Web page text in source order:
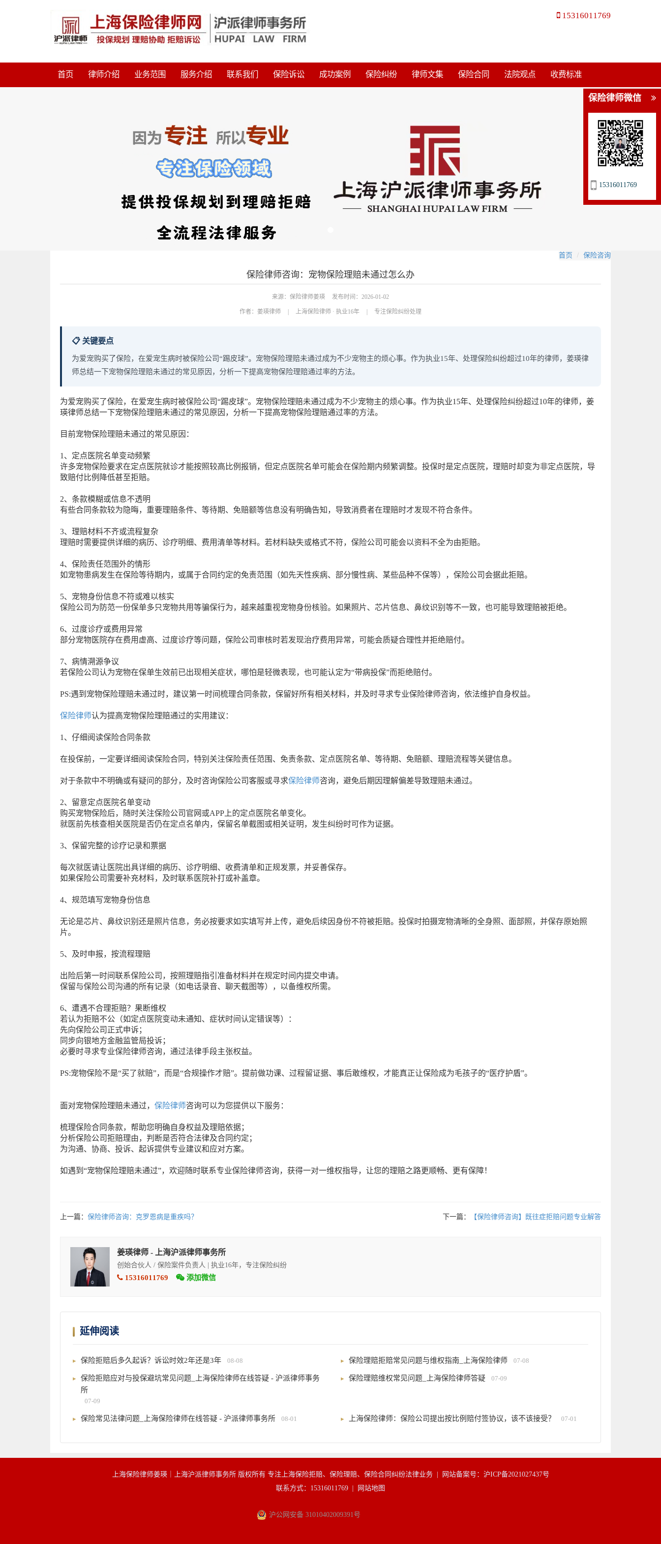
15316011769
首页 律师介绍 业务范围 服务介绍 联系我们 保险诉讼 成功案例 保险纠纷 律师文集 保险合同 法院观点 收费标准
首页 保险咨询
保险律师咨询：宠物保险理赔未通过怎么办
来源：保险律师姜瑛 发布时间：2026-01-02
作者： 姜瑛律师 上海保险律师 · 执业16年 专注保险纠纷处理
📋 关键要点
为爱宠购买了保险，在爱宠生病时被保险公司“踢皮球”。宠物保险理赔未通过成为不少宠物主的烦心事。作为执业15年、处理保险纠纷超过10年的律师，姜瑛律
师总结一下宠物保险理赔未通过的常见原因，分析一下提高宠物保险理赔通过率的方法。
为爱宠购买了保险，在爱宠生病时被保险公司“踢皮球”。宠物保险理赔未通过成为不少宠物主的烦心事。作为执业15年、处理保险纠纷超过10年的律师，姜
瑛律师总结一下宠物保险理赔未通过的常见原因，分析一下提高宠物保险理赔通过率的方法。
目前宠物保险理赔未通过的常见原因：
1、定点医院名单变动频繁
许多宠物保险要求在定点医院就诊才能按照较高比例报销，但定点医院名单可能会在保险期内频繁调整。投保时是定点医院，理赔时却变为非定点医院，导
致赔付比例降低甚至拒赔。
2、条款模糊或信息不透明
有些合同条款较为隐晦，重要理赔条件、等待期、免赔额等信息没有明确告知，导致消费者在理赔时才发现不符合条件。
3、理赔材料不齐或流程复杂
理赔时需要提供详细的病历、诊疗明细、费用清单等材料。若材料缺失或格式不符，保险公司可能会以资料不全为由拒赔。
4、保险责任范围外的情形
如宠物患病发生在保险等待期内，或属于合同约定的免责范围（如先天性疾病、部分慢性病、某些品种不保等），保险公司会据此拒赔。
5、宠物身份信息不符或难以核实
保险公司为防范一份保单多只宠物共用等骗保行为，越来越重视宠物身份核验。如果照片、芯片信息、鼻纹识别等不一致，也可能导致理赔被拒绝。
6、过度诊疗或费用异常
部分宠物医院存在费用虚高、过度诊疗等问题，保险公司审核时若发现治疗费用异常，可能会质疑合理性并拒绝赔付。
7、病情溯源争议
若保险公司认为宠物在保单生效前已出现相关症状，哪怕是轻微表现，也可能认定为“带病投保”而拒绝赔付。
PS:遇到宠物保险理赔未通过时，建议第一时间梳理合同条款，保留好所有相关材料，并及时寻求专业保险律师咨询，依法维护自身权益。
保险律师认为提高宠物保险理赔通过的实用建议：
1、仔细阅读保险合同条款
在投保前，一定要详细阅读保险合同，特别关注保险责任范围、免责条款、定点医院名单、等待期、免赔额、理赔流程等关键信息。
对于条款中不明确或有疑问的部分，及时咨询保险公司客服或寻求保险律师咨询，避免后期因理解偏差导致理赔未通过。
2、留意定点医院名单变动
购买宠物保险后，随时关注保险公司官网或APP上的定点医院名单变化。
就医前先核查相关医院是否仍在定点名单内，保留名单截图或相关证明，发生纠纷时可作为证据。
3、保留完整的诊疗记录和票据
每次就医请让医院出具详细的病历、诊疗明细、收费清单和正规发票，并妥善保存。
如果保险公司需要补充材料，及时联系医院补打或补盖章。
4、规范填写宠物身份信息
无论是芯片、鼻纹识别还是照片信息，务必按要求如实填写并上传，避免后续因身份不符被拒赔。投保时拍摄宠物清晰的全身照、面部照，并保存原始照
片。
5、及时申报，按流程理赔
出险后第一时间联系保险公司，按照理赔指引准备材料并在规定时间内提交申请。
保留与保险公司沟通的所有记录（如电话录音、聊天截图等），以备维权所需。
6、遭遇不合理拒赔？果断维权
若认为拒赔不公（如定点医院变动未通知、症状时间认定错误等）：
先向保险公司正式申诉；
同步向银地方金融监管局投诉；
必要时寻求专业保险律师咨询，通过法律手段主张权益。
PS:宠物保险不是“买了就赔”，而是“合规操作才赔”。提前做功课、过程留证据、事后敢维权，才能真正让保险成为毛孩子的“医疗护盾”。
面对宠物保险理赔未通过， 保险律师咨询可以为您提供以下服务：
梳理保险合同条款，帮助您明确自身权益及理赔依据；
分析保险公司拒赔理由，判断是否符合法律及合同约定；
为沟通、协商、投诉、起诉提供专业建议和应对方案。
如遇到“宠物保险理赔未通过”，欢迎随时联系专业保险律师咨询，获得一对一维权指导，让您的理赔之路更顺畅、更有保障！
上一篇： 保险律师咨询：克罗恩病是重疾吗？ 下一篇： 【保险律师咨询】既往症拒赔问题专业解答
姜瑛律师 - 上海沪派律师事务所
创始合伙人 / 保险案件负责人 | 执业16年，专注保险纠纷
15316011769 添加微信
延伸阅读
保险拒赔后多久起诉？诉讼时效2年还是3年 08-08 保险理赔拒赔常见问题与维权指南_上海保险律师 07-08
保险拒赔应对与投保避坑常见问题_上海保险律师在线答疑 - 沪派律师事务
所
07-09
保险理赔维权常见问题_上海保险律师答疑 07-09
保险常见法律问题_上海保险律师在线答疑 - 沪派律师事务所 08-01 上海保险律师：保险公司提出按比例赔付签协议，该不该接受？ 07-01
上海保险律师姜瑛｜上海沪派律师事务所 版权所有 专注上海保险拒赔、保险理赔、保险合同纠纷法律业务 |
网站备案号：沪ICP备2021027437号
联系方式：15316011769 |
网站地图
沪公网安备 31010402009391号
保险律师微信
15316011769